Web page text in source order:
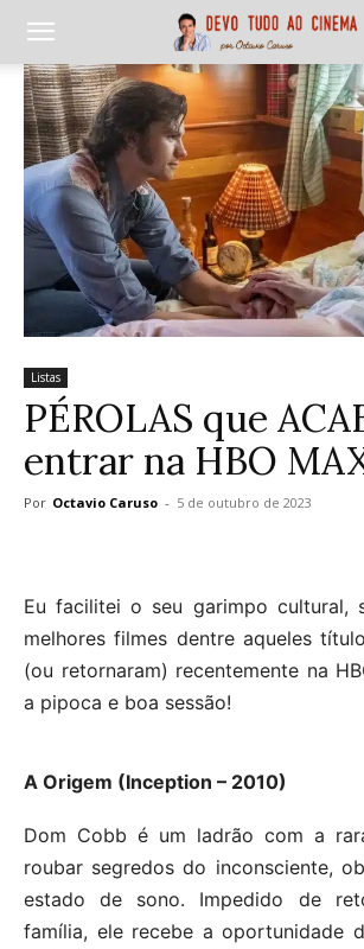
Listas
PÉROLAS que
entrar na HBO
Por Octavio Caruso - 5 de outubro de 2023
Eu facilitei o seu garimpo cultural,
melhores filmes dentre aqueles
(ou retornaram) recentemente na
a pipoca e boa sessão!
A Origem (Inception – 2010)
Dom Cobb é um ladrão com a
roubar segredos do inconsciente,
estado de sono. Impedido de
família, ele recebe a oportunidade